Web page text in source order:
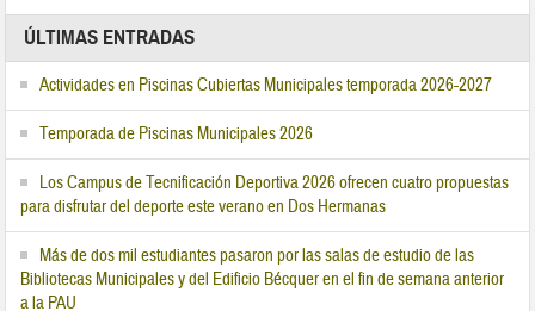
ÚLTIMAS ENTRADAS
Actividades en Piscinas Cubiertas Municipales temporada 2026-2027
Temporada de Piscinas Municipales 2026
Los Campus de Tecnificación Deportiva 2026 ofrecen cuatro propuestas
para disfrutar del deporte este verano en Dos Hermanas
Más de dos mil estudiantes pasaron por las salas de estudio de las
Bibliotecas Municipales y del Edificio Bécquer en el fin de semana anterior
a la PAU